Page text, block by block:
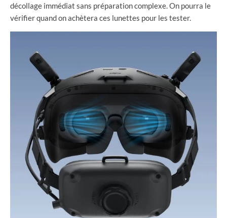
décollage immédiat sans préparation complexe. On pourra le
vérifier quand on achètera ces lunettes pour les tester.